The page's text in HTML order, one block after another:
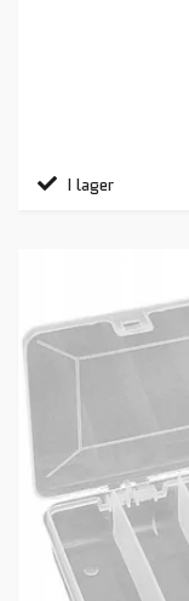
I lager